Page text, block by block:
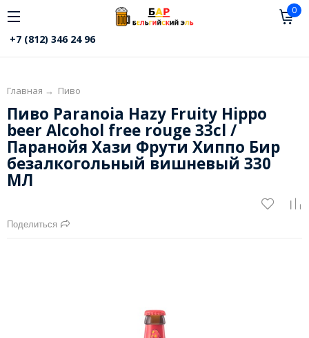
0
+7 (812) 346 24 96
Главная → Пиво
Пиво Paranoia Hazy Fruity Hippo
beer Alcohol free rouge 33cl /
Паранойя Хази Фрути Хиппо Бир
безалкогольный вишневый 330
МЛ
Поделиться